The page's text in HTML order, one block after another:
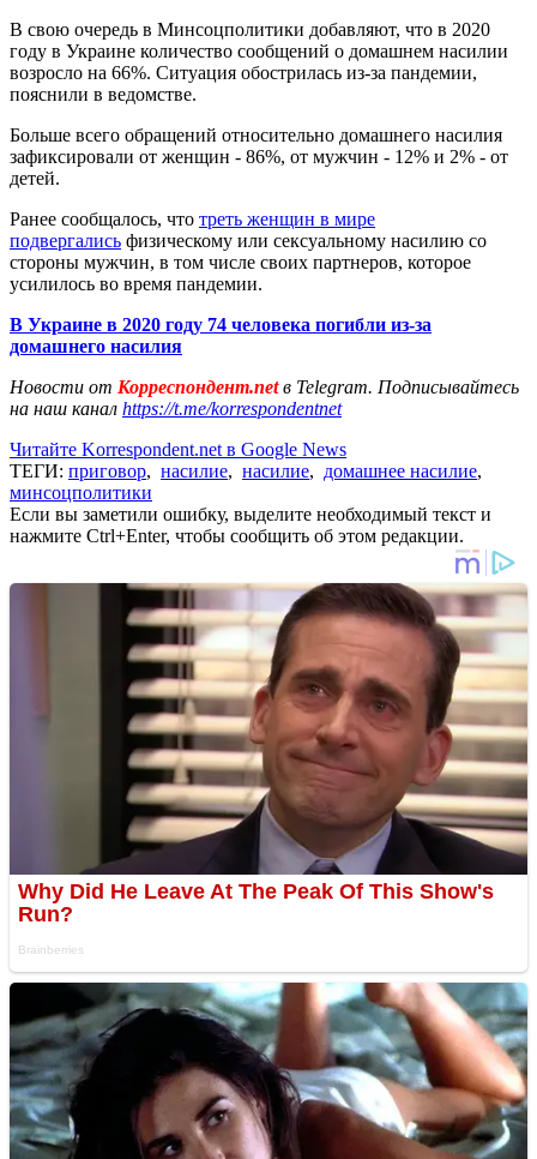
В свою очередь в Минсоцполитики добавляют, что в 2020
году в Украине количество сообщений о домашнем насилии
возросло на 66%. Ситуация обострилась из-за пандемии,
пояснили в ведомстве.
Больше всего обращений относительно домашнего насилия
зафиксировали от женщин - 86%, от мужчин - 12% и 2% - от
детей.
Ранее сообщалось, что треть женщин в мире
подвергались физическому или сексуальному насилию со
стороны мужчин, в том числе своих партнеров, которое
усилилось во время пандемии.
В Украине в 2020 году 74 человека погибли из-за
домашнего насилия
Новости от Корреспондент.netв Telegram. Подписывайтесь
на наш канал https://t.me/korrespondentnet
Читайте Korrespondent.net в Google News
ТЕГИ: приговор, насилие, насилие, домашнее насилие,
минсоцполитики
Если вы заметили ошибку, выделите необходимый текст и
нажмите Ctrl+Enter, чтобы сообщить об этом редакции.